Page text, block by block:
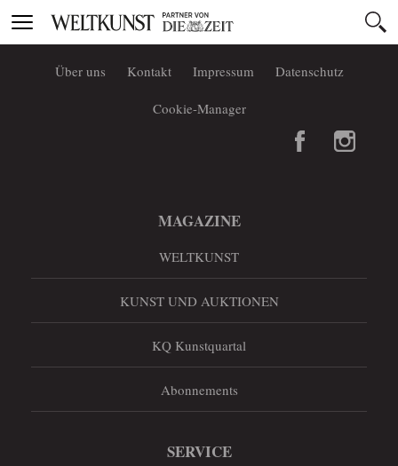
Toggle
navigation
Über uns Kontakt Impressum Datenschutz
Cookie-Manager
MAGAZINE
WELTKUNST
KUNST UND AUKTIONEN
KQ Kunstquartal
Abonnements
SERVICE